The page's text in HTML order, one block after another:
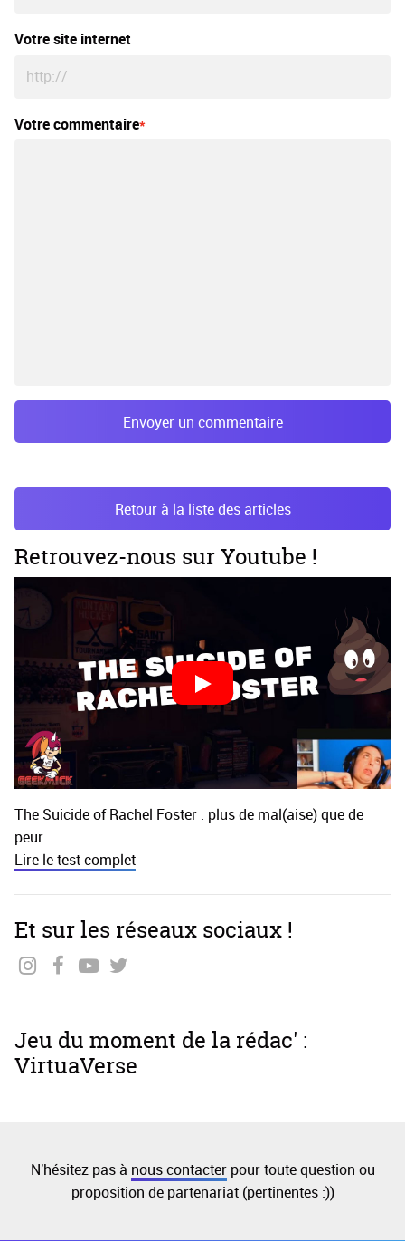
Votre site internet
Votre commentaire
Envoyer un commentaire
Retour à la liste des articles
Retrouvez-nous sur Youtube !
The Suicide of Rachel Foster : plus de mal(aise) que de
peur.
Lire le test complet
Et sur les réseaux sociaux !
Jeu du moment de la rédac' :
VirtuaVerse
N'hésitez pas à nous contacterpour toute question ou
proposition de partenariat (pertinentes :))